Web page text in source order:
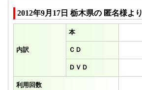
2012年9月17日 栃木県の 匿名様より
内訳
本
ＣＤ
ＤＶＤ
利用回数